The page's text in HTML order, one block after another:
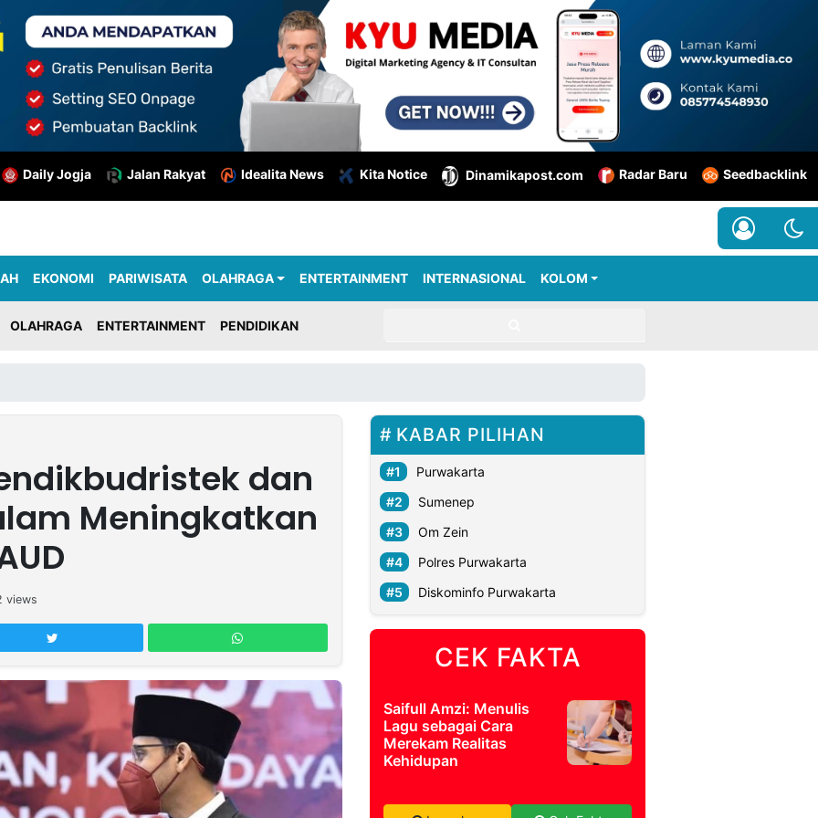
Daily Jogja Jalan Rakyat Idealita News Kita Notice Dinamikapost.com Radar Baru Seedbacklink
EKONOMI PARIWISATA OLAHRAGA ENTERTAINMENT INTERNASIONAL KOLOM
OLAHRAGA ENTERTAINMENT PENDIDIKAN
dan
Meningkatkan
views
KABAR PILIHAN
Purwakarta
Sumenep
Om Zein
Polres Purwakarta
Diskominfo Purwakarta
CEK FAKTA
Saifull Amzi: Menulis
Lagu sebagai Cara
Merekam Realitas
Kehidupan